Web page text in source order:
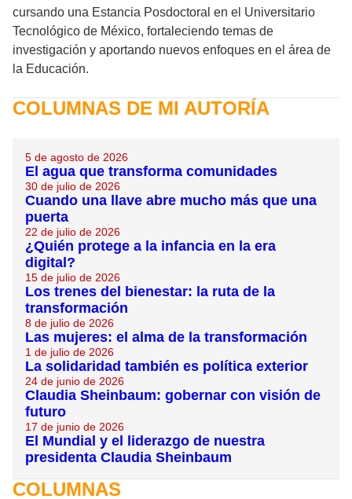
cursando una Estancia Posdoctoral en el Universitario
Tecnológico de México, fortaleciendo temas de
investigación y aportando nuevos enfoques en el área de
la Educación.
COLUMNAS DE MI AUTORÍA
5 de agosto de 2026
El agua que transforma comunidades
30 de julio de 2026
Cuando una llave abre mucho más que una
puerta
22 de julio de 2026
¿Quién protege a la infancia en la era
digital?
15 de julio de 2026
Los trenes del bienestar: la ruta de la
transformación
8 de julio de 2026
Las mujeres: el alma de la transformación
1 de julio de 2026
La solidaridad también es política exterior
24 de junio de 2026
Claudia Sheinbaum: gobernar con visión de
futuro
17 de junio de 2026
El Mundial y el liderazgo de nuestra
presidenta Claudia Sheinbaum
COLUMNAS